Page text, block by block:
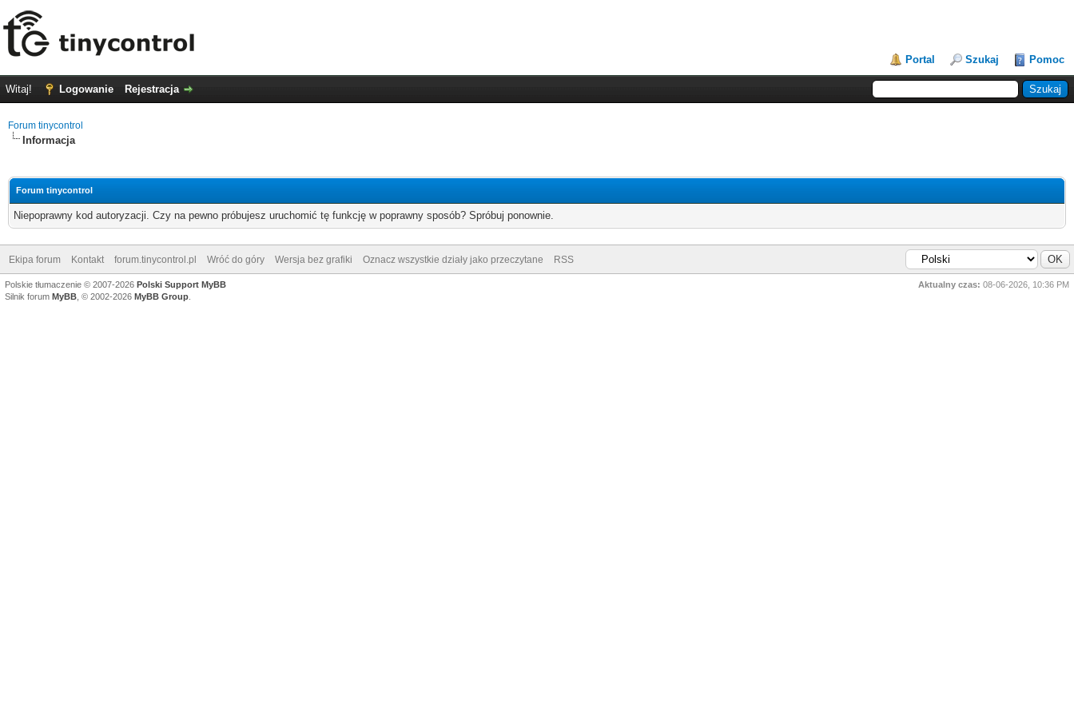
Portal Szukaj Pomoc
Witaj! Logowanie Rejestracja
Forum tinycontrol
Informacja
Forum tinycontrol
Niepoprawny kod autoryzacji. Czy na pewno próbujesz uruchomić tę funkcję w poprawny sposób? Spróbuj ponownie.
Ekipa forum Kontakt forum.tinycontrol.pl Wróć do góry Wersja bez grafiki Oznacz wszystkie działy jako przeczytane RSS
Aktualny czas: 08-06-2026, 10:36 PM
Polskie tłumaczenie © 2007-2026 Polski Support MyBB
Silnik forum MyBB , © 2002-2026 MyBB Group